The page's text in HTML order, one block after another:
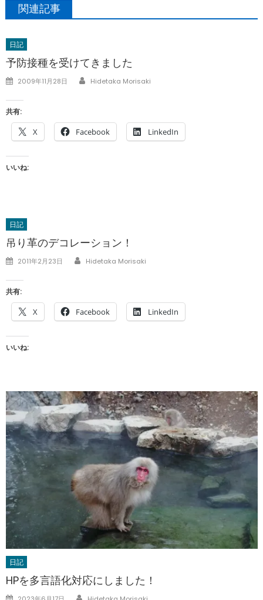
関連記事
日記
予防接種を受けてきました
Posted
2009年11月28日 Author
Hidetaka Morisaki
共有:
X Facebook LinkedIn
いいね:
日記
吊り革のデコレーション！
Posted
2011年2月23日 Author
Hidetaka Morisaki
共有:
X Facebook LinkedIn
いいね:
日記
HPを多言語化対応にしました！
Posted
Author